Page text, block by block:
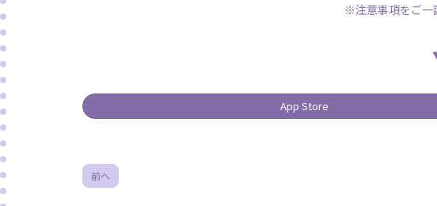
※注意事項をご一
App Store
前へ